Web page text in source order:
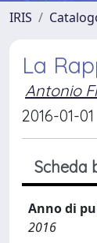
IRIS
La
Antonio
2016-01-01
Scheda
Anno di
2016